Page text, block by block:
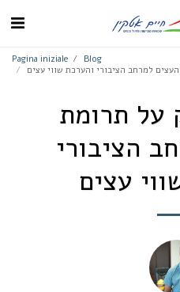
Pagina iniziale
Blog
למרחב הציבורי והערכת שווי עצים
על תרומת
הציבורי
עצים